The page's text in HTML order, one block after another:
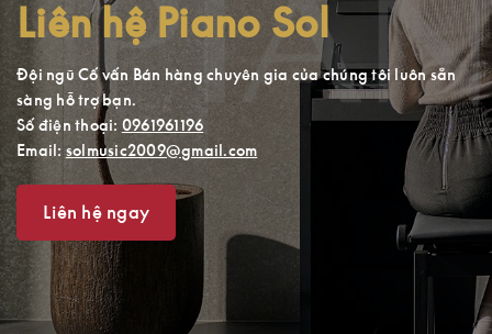
Liên hệ Piano Sol
Đội ngũ Cố vấn Bán hàng chuyên gia của chúng tôi luôn sẵn
sàng hỗ trợ bạn.
Số điện thoại: 0961961196
Email: solmusic2009@gmail.com
Liên hệ ngay